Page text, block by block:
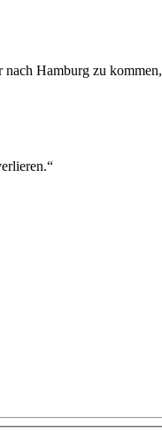
nach Hamburg zu kommen,